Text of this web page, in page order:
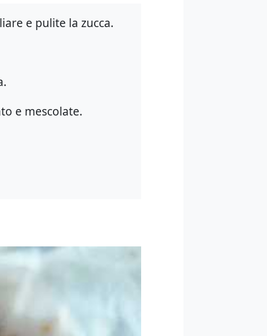
e pulite la zucca.
e mescolate.